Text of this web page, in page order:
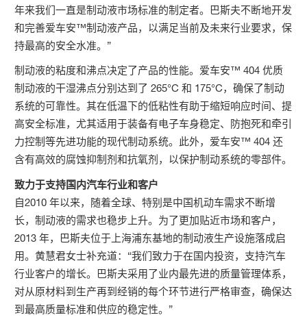
年来我们一直是制动液市场标准的制定者。巴斯夫不断地开发
和完善爱车安™制动液产品，以满足当前及未来行业要求，保
持最高的安全水准。”
制动液的粘度和沸点决定了产品的性能。爱车安™ 404 优质
制动液的干湿沸点分别达到了 265°C 和 175°C，确保了制动
系统的可靠性。其在低温下的低粘性有助于缩短响应时间、提
高安全标准，尤其适用于装备有电子车身稳定、防抱死和牵引
力控制等先进功能的现代制动系统。此外，爱车安™ 404 还
含有高效的腐蚀抑制剂和抗氧剂，以保护制动系统的零部件。
致力于支持国内汽车行业和客户
自2010 年以来，随着全球、特别是中国机动车需求不断增
长，制动液的需求也稳步上升。为了更加贴近市场和客户，
2013 年，巴斯夫位于上海浦东基地的制动液生产设施落成启
用。黄慧君女士补充道：“我们致力于在国内投资，支持汽车
行业客户的增长。巴斯夫采用了业内最先进的质量管理体系，
对从原材料到生产再到经销的每个环节进行严格审查，确保达
到最高质量标准和供应的稳定性。”